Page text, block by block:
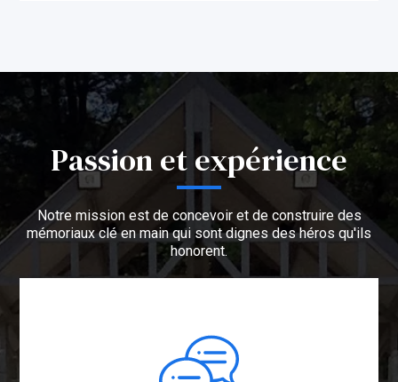
Passion et expérience
Notre mission est de concevoir et de construire des
mémoriaux clé en main qui sont dignes des héros qu'ils
honorent.